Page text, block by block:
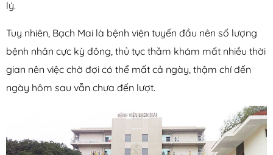
lý.
Tuy nhiên, Bạch Mai là bệnh viện tuyến đầu nên số lượng
bệnh nhân cực kỳ đông, thủ tục thăm khám mất nhiều thời
gian nên việc chờ đợi có thể mất cả ngày, thậm chí đến
ngày hôm sau vẫn chưa đến lượt.